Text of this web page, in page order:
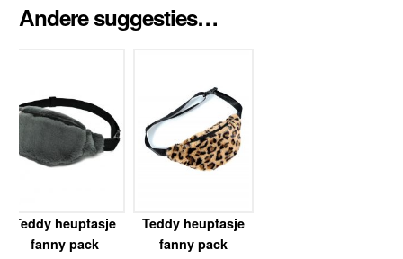
Andere suggesties…
Teddy heuptasje
fanny pack
Teddy heuptasje
fanny pack